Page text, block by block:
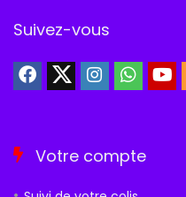
Suivez-vous
Votre compte